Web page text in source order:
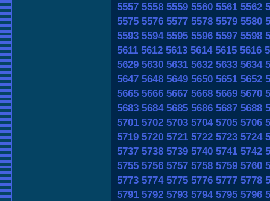
5557 5558 5559 5560 5561 5562
5575 5576 5577 5578 5579 5580
5593 5594 5595 5596 5597 5598
5611 5612 5613 5614 5615 5616
5629 5630 5631 5632 5633 5634
5647 5648 5649 5650 5651 5652
5665 5666 5667 5668 5669 5670
5683 5684 5685 5686 5687 5688
5701 5702 5703 5704 5705 5706
5719 5720 5721 5722 5723 5724
5737 5738 5739 5740 5741 5742
5755 5756 5757 5758 5759 5760
5773 5774 5775 5776 5777 5778
5791 5792 5793 5794 5795 5796